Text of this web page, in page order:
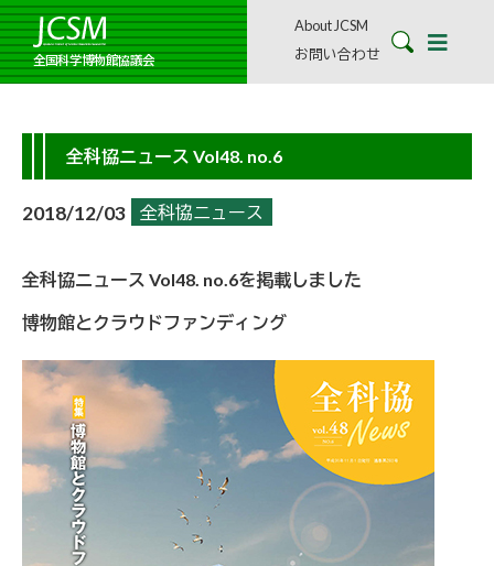
全国科学博物館協議会
About JCSM
お問い合わせ
全科協ニュース Vol48. no.6
2018/12/03 全科協ニュース
全科協ニュース Vol48. no.6を掲載しました
博物館とクラウドファンディング